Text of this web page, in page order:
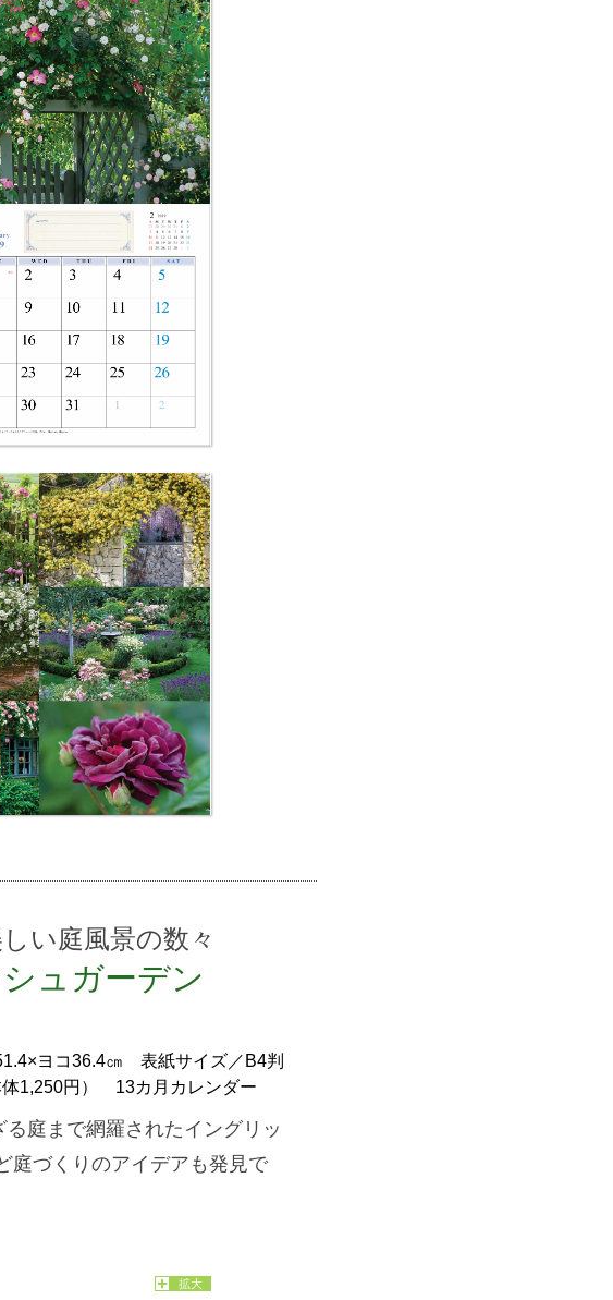
い庭風景の数々
ュガーデン
ヨコ36.4㎝ 表紙サイズ／B4判
体1,250円） 13カ月カレンダー
庭まで網羅されたイングリッ
庭づくりのアイデアも発見で
拡大